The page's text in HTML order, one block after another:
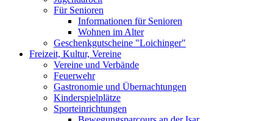
Für Senioren
Informationen für Senioren
Wohnen im Alter
Geschenkgutscheine "Loichinger"
Freizeit, Kultur, Vereine
Vereine und Verbände
Feuerwehr
Gastronomie und Übernachtungen
Kinderspielplätze
Sporteinrichtungen